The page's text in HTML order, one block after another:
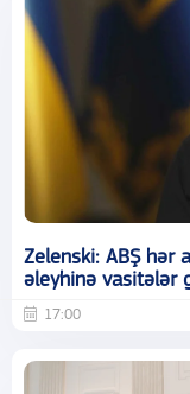
Zelenski: ABŞ hər
əleyhinə vasitələr
17:00